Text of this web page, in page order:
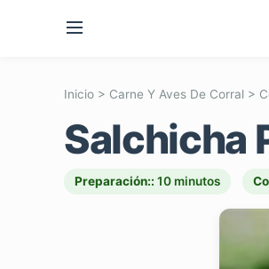
Inicio > Carne Y Aves De Corral >
Salchicha
Preparación:: 10 minutos